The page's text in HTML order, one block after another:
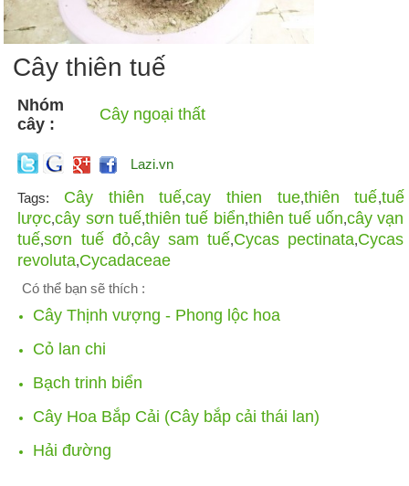
Cây thiên tuế
Nhóm
cây :
Cây ngoại thất
Lazi.vn
Tags: Cây thiên tuế,cay thien tue,thiên tuế,tuế
lược,cây sơn tuế,thiên tuế biển,thiên tuế uốn,cây vạn
tuế,sơn tuế đỏ,cây sam tuế,Cycas pectinata,Cycas
revoluta,Cycadaceae
Có thể bạn sẽ thích :
Cây Thịnh vượng - Phong lộc hoa
Cỏ lan chi
Bạch trinh biển
Cây Hoa Bắp Cải (Cây bắp cải thái lan)
Hải đường